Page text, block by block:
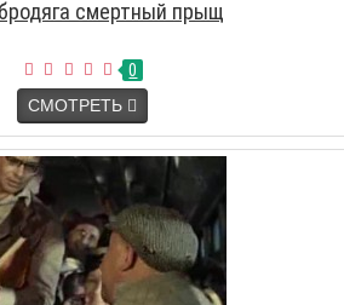
смертный прыщ
0
СМОТРЕТЬ